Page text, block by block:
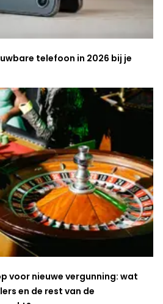
telefoon in 2026 bij je
voor nieuwe vergunning: wat
en de rest van de